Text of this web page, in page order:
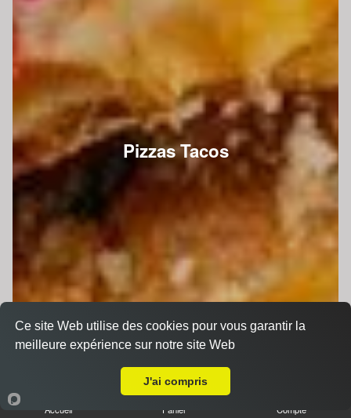
Pizzas Tacos
Accueil Panier Compte
Ce site Web utilise des cookies pour vous garantir la
meilleure expérience sur notre site Web
J'ai compris